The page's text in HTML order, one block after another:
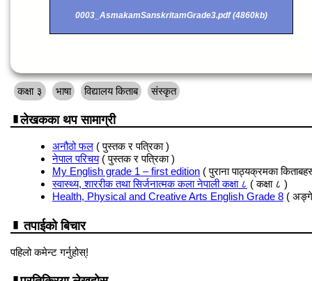
0003_AsmakamSanskritamGrade3.pdf (4860kb)
कक्षा ३ भाषा विद्यालय किताब संस्कृत
लेखकका थप सामाग्री
अनौठो फल ( पुस्तक र पत्रिका )
नेपाल परिचय( पुस्तक र पत्रिका )
My English grade 1 – first edition ( पुराना पाठ्यक्रमका
स्वास्थ्य, शाररीक तथा सिर्जनात्मक कला नेपाली कक्षा ८ ( कक्षा ८ )
Health, Physical and Creative Arts English Grade 8 (
तपाईको बिचार
पहिलो कमेन्ट गर्नुहोस्!